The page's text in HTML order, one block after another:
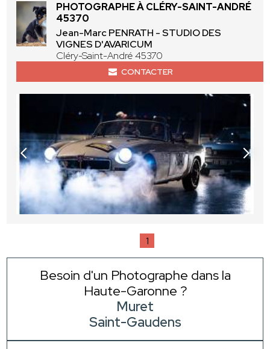
PHOTOGRAPHE À CLÉRY-SAINT-ANDRÉ
45370
Jean-Marc PENRATH - STUDIO DES
VIGNES D'AVARICUM
Cléry-Saint-André 45370
CONTACTER
1
Besoin d'un Photographe dans la
Haute-Garonne ?
Muret
Saint-Gaudens